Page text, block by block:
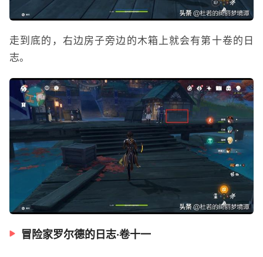
走到底的，右边房子旁边的木箱上就会有第十卷的日
志。
冒险家罗尔德的日志·卷十一